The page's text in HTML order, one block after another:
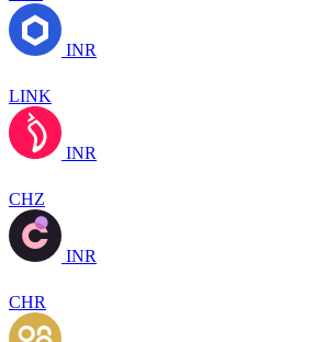
INR
LINK
INR
CHZ
INR
CHR